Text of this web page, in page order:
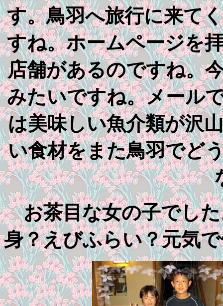
す。鳥羽へ旅行に来て
すね。ホームページを
店舗があるのですね。
みたいですね。メール
は美味しい魚介類が沢
い食材をまた鳥羽でど
お茶目な女の子でし
身？えびふらい？元気